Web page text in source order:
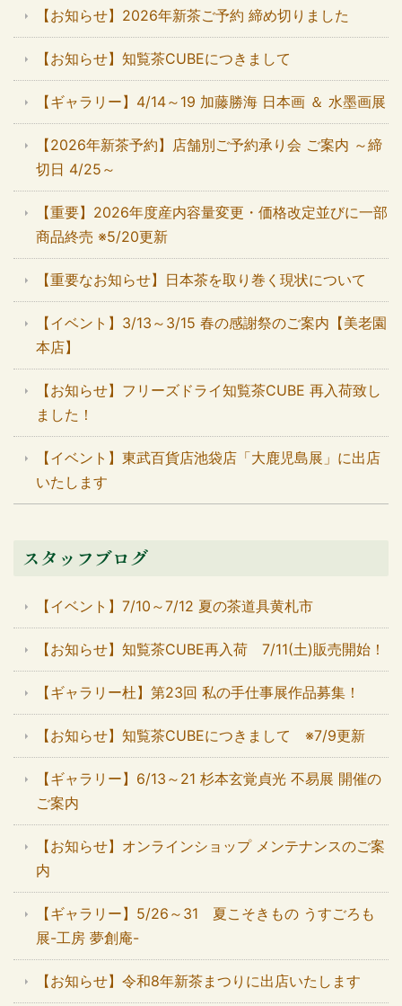
【お知らせ】2026年新茶ご予約 締め切りました
【お知らせ】知覧茶CUBEにつきまして
【ギャラリー】4/14～19 加藤勝海 日本画 ＆ 水墨画展
【2026年新茶予約】店舗別ご予約承り会 ご案内 ～締
切日 4/25～
【重要】2026年度産内容量変更・価格改定並びに一部
商品終売 ※5/20更新
【重要なお知らせ】日本茶を取り巻く現状について
【イベント】3/13～3/15 春の感謝祭のご案内【美老園
本店】
【お知らせ】フリーズドライ知覧茶CUBE 再入荷致し
ました！
【イベント】東武百貨店池袋店「大鹿児島展」に出店
いたします
スタッフブログ
【イベント】7/10～7/12 夏の茶道具黄札市
【お知らせ】知覧茶CUBE再入荷 7/11(土)販売開始！
【ギャラリー杜】第23回 私の手仕事展作品募集！
【お知らせ】知覧茶CUBEにつきまして ※7/9更新
【ギャラリー】6/13～21 杉本玄覚貞光 不易展 開催の
ご案内
【お知らせ】オンラインショップ メンテナンスのご案
内
【ギャラリー】5/26～31 夏こそきもの うすごろも
展-工房 夢創庵-
【お知らせ】令和8年新茶まつりに出店いたします